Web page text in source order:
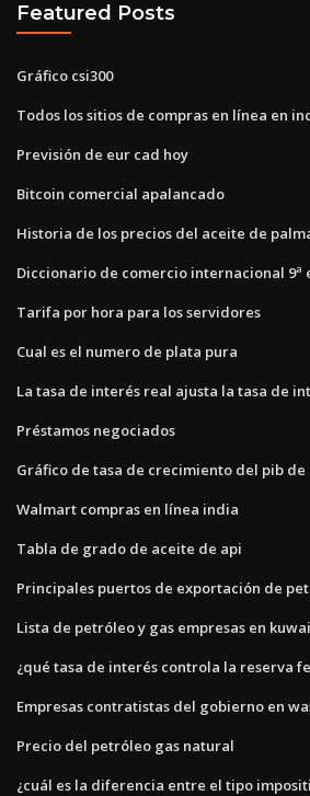
Featured Posts
Gráfico csi300
Todos los sitios de compras en línea en
Previsión de eur cad hoy
Bitcoin comercial apalancado
Historia de los precios del aceite de
Diccionario de comercio internacional 9ª
Tarifa por hora para los servidores
Cual es el numero de plata pura
La tasa de interés real ajusta la tasa de
Préstamos negociados
Gráfico de tasa de crecimiento del pib de
Walmart compras en línea india
Tabla de grado de aceite de api
Principales puertos de exportación de
Lista de petróleo y gas empresas en
¿qué tasa de interés controla la reserva
Empresas contratistas del gobierno en
Precio del petróleo gas natural
¿cuál es la diferencia entre el tipo